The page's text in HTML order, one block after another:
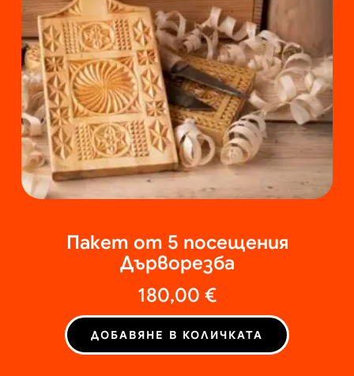
Пакет от 5 посещения
Дърворезба
180,00 €
ДОБАВЯНЕ В КОЛИЧКАТА